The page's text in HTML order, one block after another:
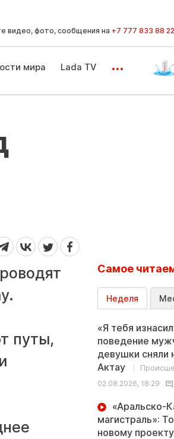
видео, фото, сообщения на +7 777 833 88 22
мира Lada TV ...
путы,
Самое
Неделя
«Я тебя
поведение
девушки сняли
Актау
02.08.2026, 18:29
«Аральско-
магистраль»:
новому